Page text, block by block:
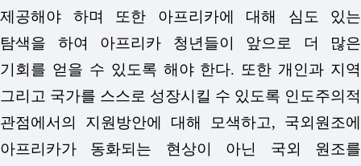
제공해야 하며 또한 아프리카에 대해 심도 있는
탐색을 하여 아프리카 청년들이 앞으로 더 많은
기회를 얻을 수 있도록 해야 한다. 또한 개인과 지역
그리고 국가를 스스로 성장시킬 수 있도록 인도주의적
관점에서의 지원방안에 대해 모색하고, 국외원조에
아프리카가 동화되는 현상이 아닌 국외 원조를